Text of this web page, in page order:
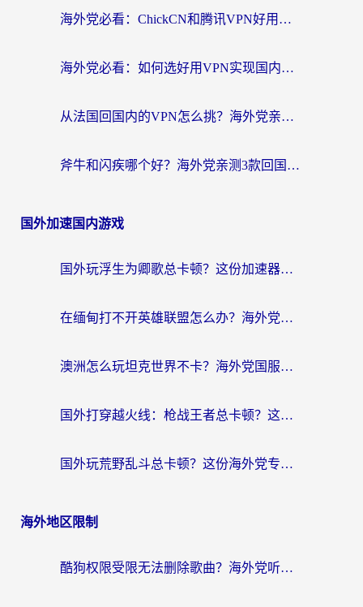
海外党必看：ChickCN和腾讯VPN好用吗？3招选对回国加速器，告别地区限制
海外党必看：如何选好用VPN实现国内资源无缝访问？从越南到全球都适用
从法国回国内的VPN怎么挑？海外党亲测：稳定、多端、安全才是关键
斧牛和闪疾哪个好？海外党亲测3款回国加速器，教你选到不踩坑的那一款
国外加速国内游戏
国外玩浮生为卿歌总卡顿？这份加速器选择指南帮你找回丝滑体验
在缅甸打不开英雄联盟怎么办？海外党亲测有效的国服游戏加速指南
澳洲怎么玩坦克世界不卡？海外党国服游戏加速终极指南（附逆战奇妙碰碰车解决方案）
国外打穿越火线：枪战王者总卡顿？这篇加速器推荐下载指南帮你解决延迟难题
国外玩荒野乱斗总卡顿？这份海外党专属的国服游戏加速攻略请收好
海外地区限制
酷狗权限受限无法删除歌曲？海外党听国内音乐的终极解决方案来了